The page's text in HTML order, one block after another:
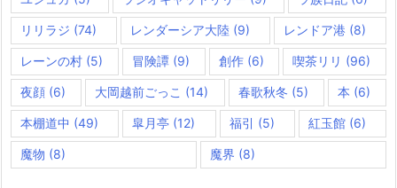
リリラジ (74) レンダーシア大陸 (9) レンドア港 (8)
レーンの村 (5) 冒険譚(9) 創作(6) 喫茶リリ (96)
夜顔 (6) 大岡越前ごっこ (14) 春歌秋冬 (5) 本 (6)
本棚道中 (49) 皐月亭 (12) 福引 (5) 紅玉館(6)
魔物 (8) 魔界 (8)